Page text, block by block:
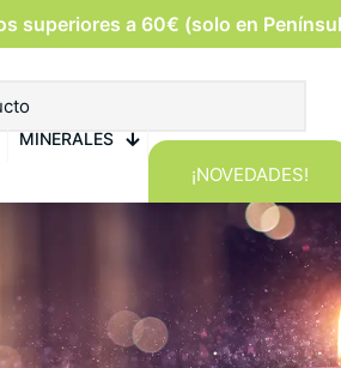
superiores a 60€ (solo en
MINERALES
¡NOVEDADES!